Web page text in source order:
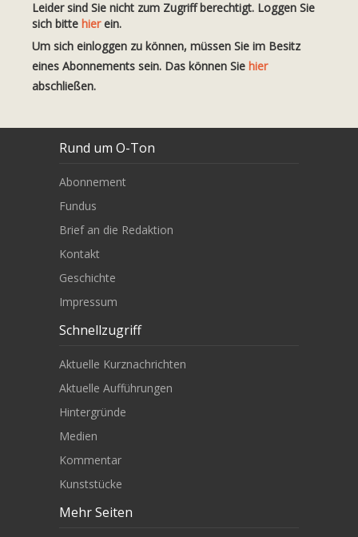
Leider sind Sie nicht zum Zugriff berechtigt. Loggen Sie
sich bitte hierein.
Um sich einloggen zu können, müssen Sie im Besitz
eines Abonnements sein. Das können Sie hier
abschließen.
Rund um O-Ton
Abonnement
Fundus
Brief an die Redaktion
Kontakt
Geschichte
Impressum
Schnellzugriff
Aktuelle Kurznachrichten
Aktuelle Aufführungen
Hintergründe
Medien
Kommentar
Kunststücke
Mehr Seiten